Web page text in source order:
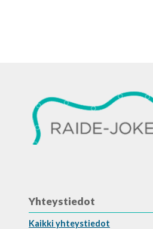
Yhteystiedot
Kaikki yhteystiedot